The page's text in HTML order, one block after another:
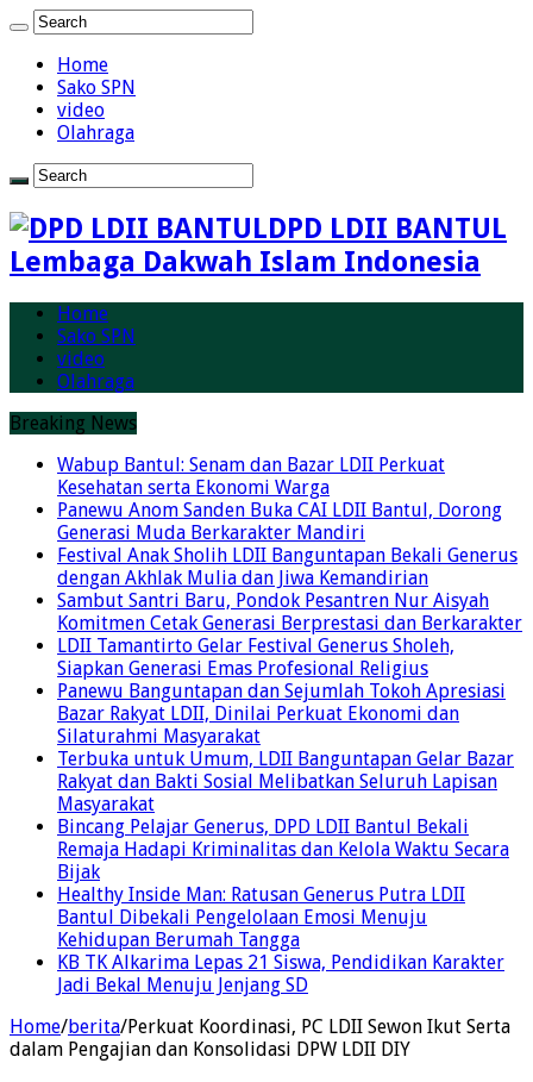
Home
Sako SPN
video
Olahraga
DPD LDII BANTUL
Lembaga Dakwah Islam Indonesia
Home
Sako SPN
video
Olahraga
Breaking News
Wabup Bantul: Senam dan Bazar LDII Perkuat
Kesehatan serta Ekonomi Warga
Panewu Anom Sanden Buka CAI LDII Bantul, Dorong
Generasi Muda Berkarakter Mandiri
Festival Anak Sholih LDII Banguntapan Bekali Generus
dengan Akhlak Mulia dan Jiwa Kemandirian
Sambut Santri Baru, Pondok Pesantren Nur Aisyah
Komitmen Cetak Generasi Berprestasi dan Berkarakter
LDII Tamantirto Gelar Festival Generus Sholeh,
Siapkan Generasi Emas Profesional Religius
Panewu Banguntapan dan Sejumlah Tokoh Apresiasi
Bazar Rakyat LDII, Dinilai Perkuat Ekonomi dan
Silaturahmi Masyarakat
Terbuka untuk Umum, LDII Banguntapan Gelar Bazar
Rakyat dan Bakti Sosial Melibatkan Seluruh Lapisan
Masyarakat
Bincang Pelajar Generus, DPD LDII Bantul Bekali
Remaja Hadapi Kriminalitas dan Kelola Waktu Secara
Bijak
Healthy Inside Man: Ratusan Generus Putra LDII
Bantul Dibekali Pengelolaan Emosi Menuju
Kehidupan Berumah Tangga
KB TK Alkarima Lepas 21 Siswa, Pendidikan Karakter
Jadi Bekal Menuju Jenjang SD
Home/berita/Perkuat Koordinasi, PC LDII Sewon Ikut Serta
dalam Pengajian dan Konsolidasi DPW LDII DIY